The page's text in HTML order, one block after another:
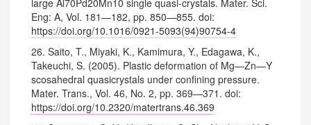
Eng: A, Vol. 181—182, pp. 850—855. doi:
https://doi.org/10.1016/0921-5093(94)90754-4
26. Saito, T., Miyaki, K., Kamimura, Y., Edagawa, K.,
Takeuchi, S. (2005). Plastic deformation of Mg—Zn—Y
scosahedral quasicrystals under confining pressure.
Mater. Trans., Vol. 46, No. 2, pp. 369—371. doi:
https://doi.org/10.2320/matertrans.46.369